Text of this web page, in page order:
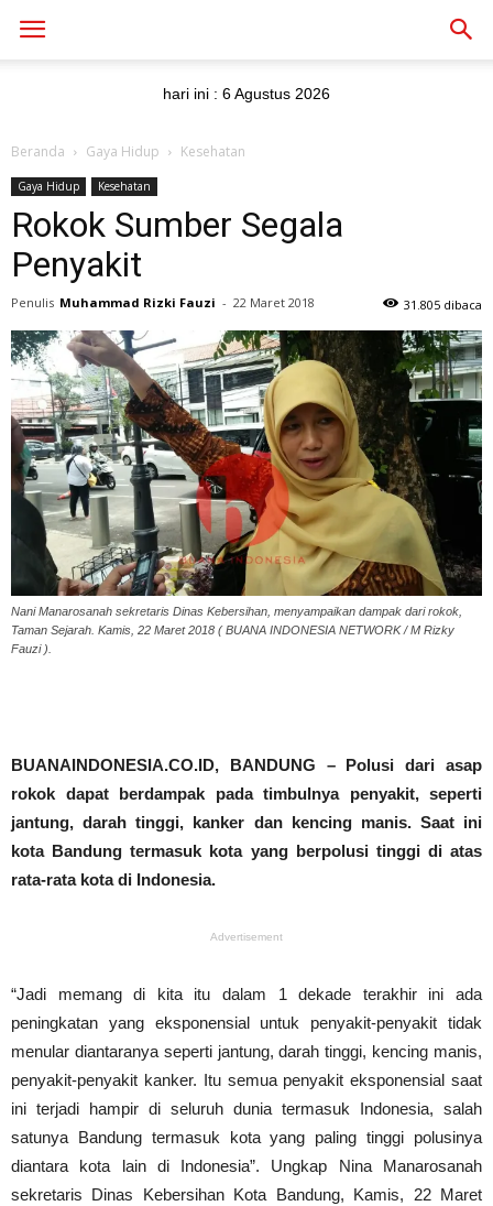
hari ini : 6 Agustus 2026
Beranda Gaya Hidup Kesehatan
Gaya Hidup Kesehatan
Rokok Sumber Segala
Penyakit
Penulis Muhammad Rizki Fauzi - 22 Maret 2018 31.805 dibaca
Nani Manarosanah sekretaris Dinas Kebersihan, menyampaikan dampak dari rokok,
Taman Sejarah. Kamis, 22 Maret 2018 ( BUANA INDONESIA NETWORK / M Rizky
Fauzi ).
BUANAINDONESIA.CO.ID, BANDUNG – Polusi dari asap
rokok dapat berdampak pada timbulnya penyakit, seperti
jantung, darah tinggi, kanker dan kencing manis. Saat ini
kota Bandung termasuk kota yang berpolusi tinggi di atas
rata-rata kota di Indonesia.
Advertisement
“Jadi memang di kita itu dalam 1 dekade terakhir ini ada
peningkatan yang eksponensial untuk penyakit-penyakit tidak
menular diantaranya seperti jantung, darah tinggi, kencing manis,
penyakit-penyakit kanker. Itu semua penyakit eksponensial saat
ini terjadi hampir di seluruh dunia termasuk Indonesia, salah
satunya Bandung termasuk kota yang paling tinggi polusinya
diantara kota lain di Indonesia”. Ungkap Nina Manarosanah
sekretaris Dinas Kebersihan Kota Bandung, Kamis, 22 Maret